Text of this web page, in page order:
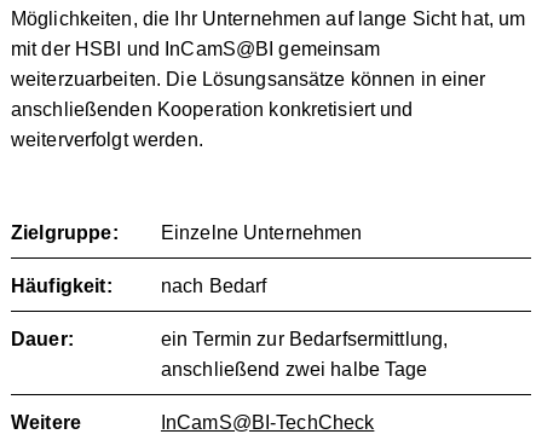
Möglichkeiten, die Ihr Unternehmen auf lange Sicht hat, um
mit der HSBI und InCamS@BI gemeinsam
weiterzuarbeiten. Die Lösungsansätze können in einer
anschließenden Kooperation konkretisiert und
weiterverfolgt werden.
Zielgruppe: Einzelne Unternehmen
Häufigkeit: nach Bedarf
Dauer:
ein Termin zur Bedarfsermittlung,
anschließend zwei halbe Tage
Weitere
InCamS@BI-TechCheck